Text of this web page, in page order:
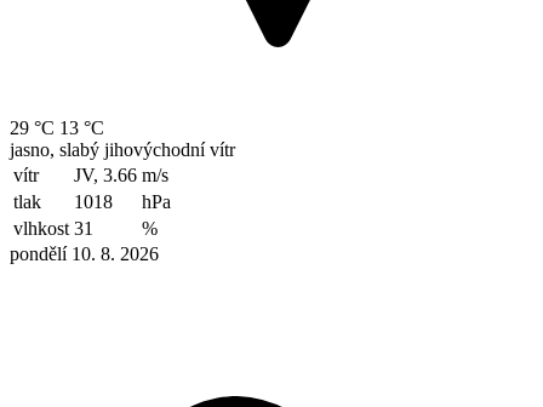
29 °C 13 °C
jasno, slabý jihovýchodní vítr
vítr
JV, 3.66 m/s
tlak
1018
hPa
vlhkost 31
%
pondělí 10. 8. 2026